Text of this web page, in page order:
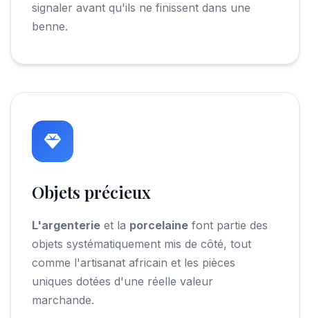
signaler avant qu'ils ne finissent dans une
benne.
Objets précieux
L'argenterie et la porcelaine font partie des
objets systématiquement mis de côté, tout
comme l'artisanat africain et les pièces
uniques dotées d'une réelle valeur
marchande.